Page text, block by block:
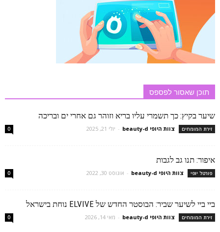
תוכן שאסור לפספס
שיער בקיץ: כך תשמרי עליו בריא וזוהר גם אחרי ים ובריכה
זירת המומחים צוות היופי beauty-d - יולי 21, 2025 0
איפור: תנו גב לגבות
פורטל יופי צוות היופי beauty-d - אוגוסט 30, 2022 0
ביי ביי לשיער שביר: הבוסטר החדש של ELVIVE נוחת בישראל
זירת המומחים צוות היופי beauty-d - מאי 14, 2026 0